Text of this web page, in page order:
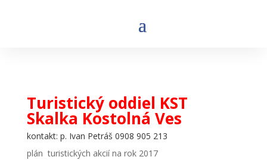
Turistický oddiel KST
Skalka Kostolná Ves
kontakt: p. Ivan Petráš 0908 905 213
plán turistických akcií na rok 2017